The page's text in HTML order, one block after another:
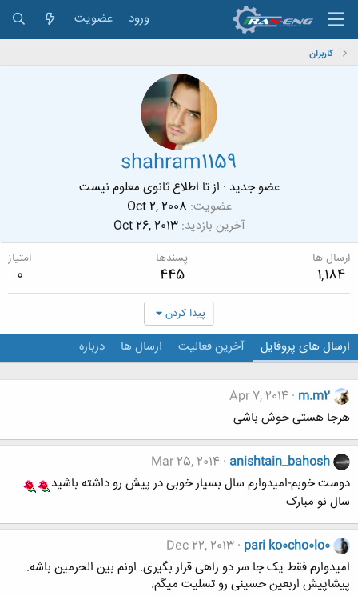
ورود عضویت
کاربران
shahram1159
عضو جدید · ازتا اطلاع ثانوی معلوم نیست
عضویت Oct 2, 2008
آخرین بازدید Oct 26, 2013
ارسال ها
1,184
پسندها
445
امتیاز
0
پیدا کردن
ارسال های پروفایل آخرین فعالیت ارسال ها درباره
m.m2
Apr 7, 2014
هرجا هستی خوش باشی
anishtain_bahosh
Mar 25, 2014
دوست خوبم-امیدوارم سال بسیار خوبی در پیش رو داشته باشید
سال نو مبارک
pari ko0cho0lo0
Dec 22, 2013
امیدوارم فقط یک جا سر دو راهی قرار بگیری. اونم بین الحرمین باشه.
پیشاپیش اربعین حسینی رو تسلیت میگم.